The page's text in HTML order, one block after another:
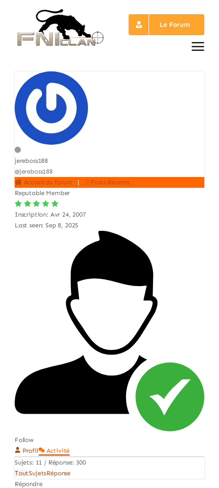
contenu
Le Forum
jereboss188
@jereboss188
Accueil du forum |
Posts Récents
Reputable Member
Inscription: Avr 24, 2007
Last seen: Sep 8, 2025
Follow
Profil
Activité
Sujets: 11 / Réponse: 300
ToutSujetsRéponse
Répondre